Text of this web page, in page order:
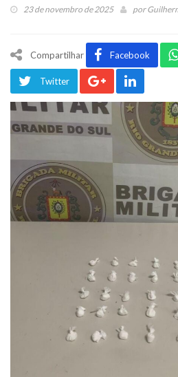
23 de novembro de 2025 por
Compartilhar Facebook
Twitter